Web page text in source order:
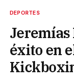
DEPORTES
éxito en